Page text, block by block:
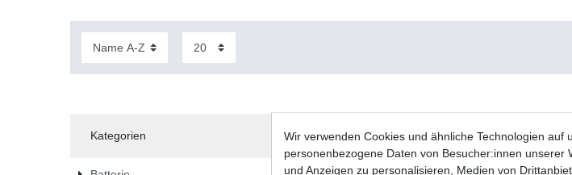
Kategorien
Wir verwenden Cookies und ähnliche Technologien auf
personenbezogene Daten von Besucher:innen unserer
und Anzeigen zu personalisieren, Medien von